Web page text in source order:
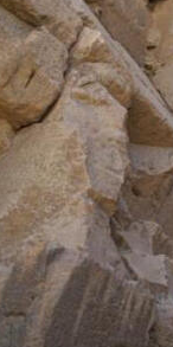
医学系研究
・システム研究所
進化 (23) 未